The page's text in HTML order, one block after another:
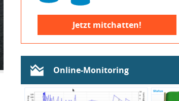
Jetzt mitchatten!
Online-Monitoring